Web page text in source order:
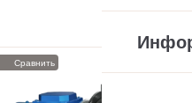
Сравнить